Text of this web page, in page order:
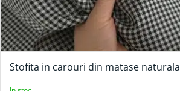
Stofita in carouri din matase naturala